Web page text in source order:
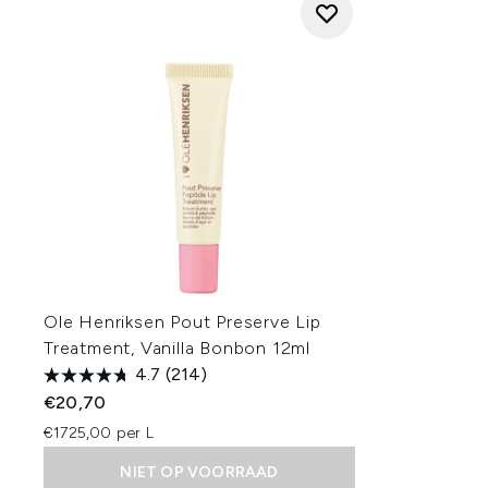
Ole Henriksen Pout Preserve Lip
Treatment, Vanilla Bonbon 12ml
4.7 (214)
€20,70
€1725,00 per L
NIET OP VOORRAAD